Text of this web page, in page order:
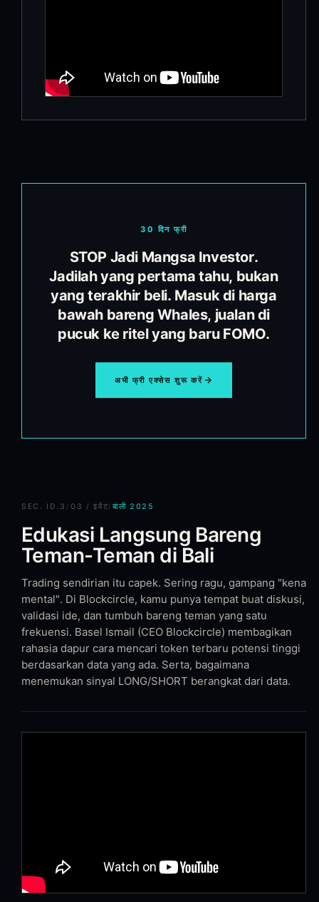
30 दिन फ्री
STOP Jadi Mangsa Investor.
Jadilah yang pertama tahu, bukan
yang terakhir beli. Masuk di harga
bawah bareng Whales, jualan di
pucuk ke ritel yang baru FOMO.
अभी फ्री एक्सेस शुरू करें
SEC. ID.3 / 03 / इवेंट/ बाली 2025
Edukasi Langsung Bareng
Teman-Teman di Bali
Trading sendirian itu capek. Sering ragu, gampang "kena
mental". Di Blockcircle, kamu punya tempat buat diskusi,
validasi ide, dan tumbuh bareng teman yang satu
frekuensi. Basel Ismail (CEO Blockcircle) membagikan
rahasia dapur cara mencari token terbaru potensi tinggi
berdasarkan data yang ada. Serta, bagaimana
menemukan sinyal LONG/SHORT berangkat dari data.